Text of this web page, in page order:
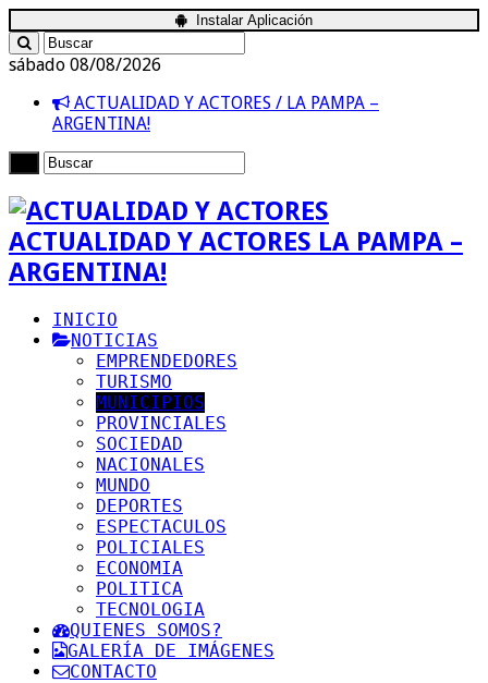
Instalar Aplicación
sábado 08/08/2026
ACTUALIDAD Y ACTORES / LA PAMPA –
ARGENTINA!
ACTUALIDAD Y ACTORES LA PAMPA –
ARGENTINA!
INICIO
NOTICIAS
EMPRENDEDORES
TURISMO
MUNICIPIOS
PROVINCIALES
SOCIEDAD
NACIONALES
MUNDO
DEPORTES
ESPECTACULOS
POLICIALES
ECONOMIA
POLITICA
TECNOLOGIA
QUIENES SOMOS?
GALERÍA DE IMÁGENES
CONTACTO